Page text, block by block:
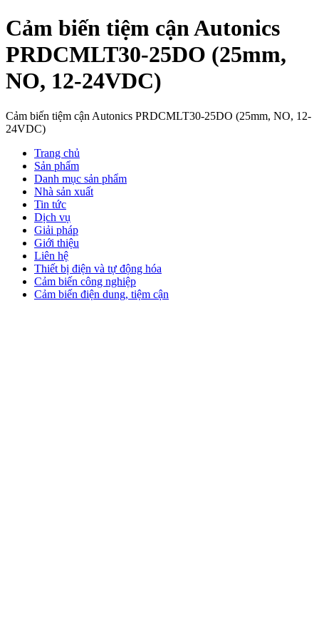
Cảm biến tiệm cận Autonics
PRDCMLT30-25DO (25mm,
NO, 12-24VDC)
Cảm biến tiệm cận Autonics PRDCMLT30-25DO (25mm, NO, 12-
24VDC)
Trang chủ
Sản phẩm
Danh mục sản phẩm
Nhà sản xuất
Tin tức
Dịch vụ
Giải pháp
Giới thiệu
Liên hệ
Thiết bị điện và tự động hóa
Cảm biến công nghiệp
Cảm biến điện dung, tiệm cận